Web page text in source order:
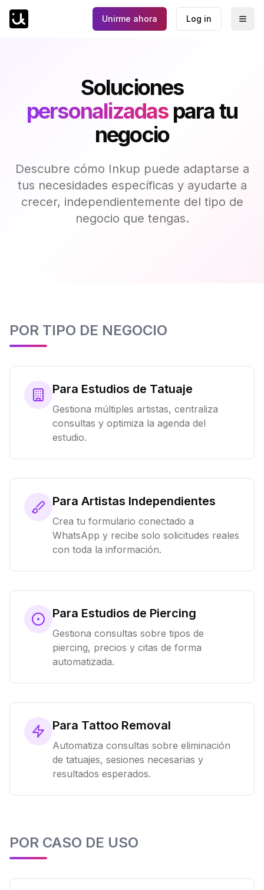
Unirme ahora Log in
Soluciones
personalizadas para tu
negocio
Descubre cómo Inkup puede adaptarse a
tus necesidades específicas y ayudarte a
crecer, independientemente del tipo de
negocio que tengas.
POR TIPO DE NEGOCIO
Para Estudios de Tatuaje
Gestiona múltiples artistas, centraliza
consultas y optimiza la agenda del
estudio.
Para Artistas Independientes
Crea tu formulario conectado a
WhatsApp y recibe solo solicitudes reales
con toda la información.
Para Estudios de Piercing
Gestiona consultas sobre tipos de
piercing, precios y citas de forma
automatizada.
Para Tattoo Removal
Automatiza consultas sobre eliminación
de tatuajes, sesiones necesarias y
resultados esperados.
POR CASO DE USO